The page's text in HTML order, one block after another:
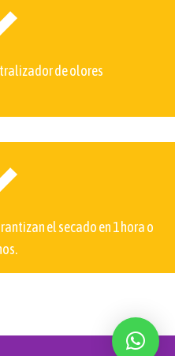
de olores
el secado en 1 hora o